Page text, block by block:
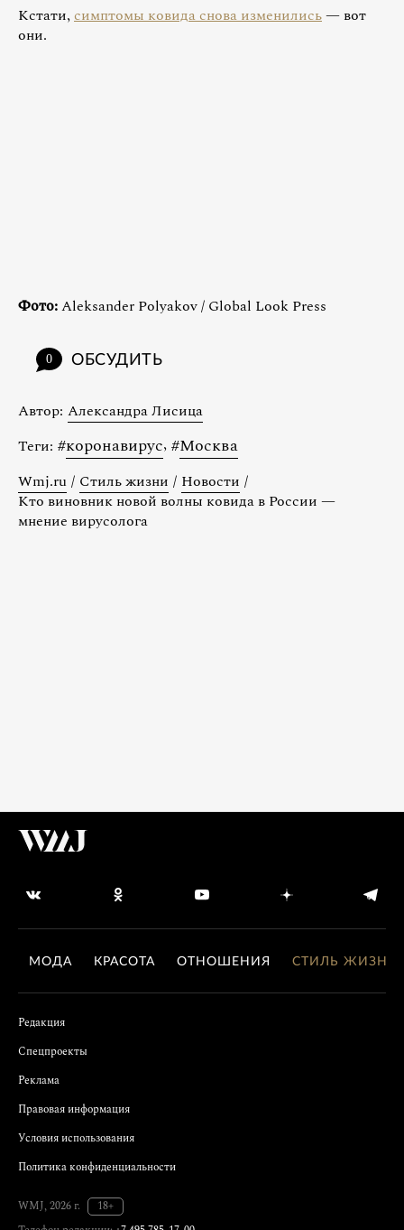
Кстати,симптомы ковида снова изменились— вот
они.
Фото:Aleksander Polyakov / Global Look Press
0 ОБСУДИТЬ
Автор: Александра Лисица
Теги: #коронавирус, #Москва
Wmj.ru / Стиль жизни / Новости /
Кто виновник новой волны ковида в России —
мнение вирусолога
МОДА КРАСОТА ОТНОШЕНИЯ СТИЛЬ ЖИЗНИ
Редакция
Спецпроекты
Реклама
Правовая информация
Условия использования
Политика конфиденциальности
WMJ, 2026 г.
18+